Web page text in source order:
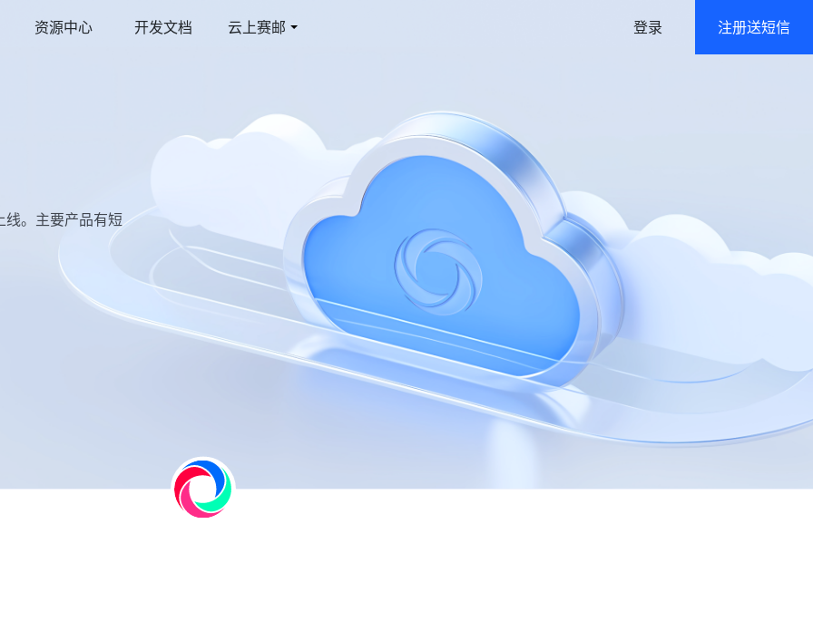
资源中心 开发文档 云上赛邮
视频彩信 语音通知/在线群呼
短信品宣/短信公众号
身份验证
认证二要素/三要素
激活提升玩家活跃度 高强度/多层级数据防护
登录 注册送短信
线。主要产品有短